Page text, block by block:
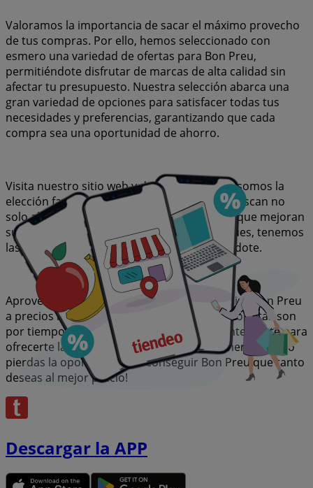
Valoramos la importancia de sacar el máximo provecho
de tus compras. Por ello, hemos seleccionado con
esmero una variedad de ofertas para Bon Preu,
permitiéndote disfrutar de marcas de alta calidad sin
afectar tu presupuesto. Nuestra selección abarca una
gran variedad de opciones para satisfacer todas tus
necesidades y preferencias, garantizando que cada
compra sea una oportunidad de ahorro.
Visita nuestro sitio web y descubre por qué somos la
elección favorita de miles de usuarios que buscan no
solo ahorrar, sino también adquirir marcas que mejoran
su calidad de vida. Sea lo que sea que busques, tenemos
las mejores ofertas y promociones esperándote.
Aprovecha esta oportunidad única de adquirir Bon Preu
a precios insuperables. Recuerda, nuestras ofertas son
por tiempo limitado y se actualizan constantemente para
ofrecerte las marcas más destacadas del mercado. ¡No
pierdas la oportunidad de conseguir Bon Preu que tanto
deseas al mejor precio!
Descargar la APP